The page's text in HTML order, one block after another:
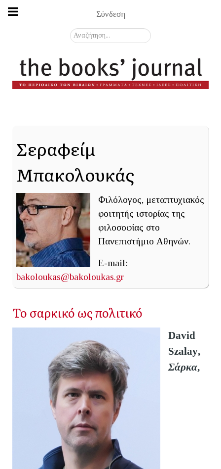
Σύνδεση
Αναζήτηση...
Σεραφείμ
Μπακολουκάς
Φιλόλογος, μεταπτυχιακός
φοιτητής ιστορίας της
φιλοσοφίας στο
Πανεπιστήμιο Αθηνών.
E-mail:
bakoloukas@bakoloukas.gr
Το σαρκικό ως πολιτικό
David
Szalay,
Σάρκα,